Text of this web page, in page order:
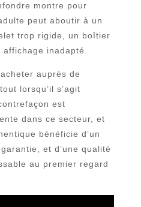
montre pour
peut aboutir à un
trop rigide, un boîtier
inadapté.
auprès de
lorsqu’il s’agit
est
dans ce secteur, et
bénéficie d’un
et d’une qualité
au premier regard